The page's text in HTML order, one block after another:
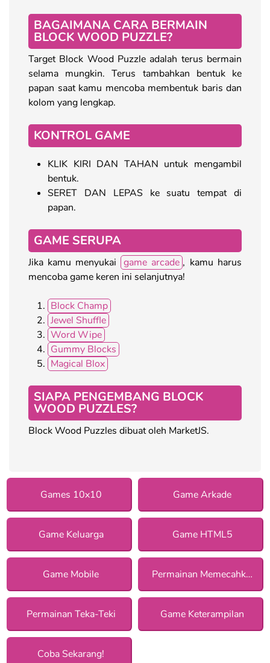
BAGAIMANA CARA BERMAIN
BLOCK WOOD PUZZLE?
Target Block Wood Puzzle adalah terus bermain
selama mungkin. Terus tambahkan bentuk ke
papan saat kamu mencoba membentuk baris dan
kolom yang lengkap.
KONTROL GAME
KLIK KIRI DAN TAHAN untuk mengambil
bentuk.
SERET DAN LEPAS ke suatu tempat di
papan.
GAME SERUPA
Jika kamu menyukai game arcade , kamu harus
mencoba game keren ini selanjutnya!
Block Champ
Jewel Shuffle
Word Wipe
Gummy Blocks
Magical Blox
SIAPA PENGEMBANG BLOCK
WOOD PUZZLES?
Block Wood Puzzles dibuat oleh MarketJS.
Games 10x10 Game Arkade
Game Keluarga Game HTML5
Game Mobile Permainan Memecahkan Misteri
Permainan Teka-Teki Game Keterampilan
Coba Sekarang!